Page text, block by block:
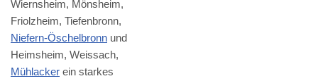
Wiernsheim, Mönsheim,
Friolzheim, Tiefenbronn,
Niefern-Öschelbronn und
Heimsheim, Weissach,
Mühlacker ein starkes